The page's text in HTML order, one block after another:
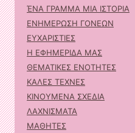
ΈΝΑ ΓΡΑΜΜΑ ΜΙΑ ΙΣΤΟΡΙΑ
ΕΝΗΜΕΡΩΣΗ ΓΟΝΕΩΝ
ΕΥΧΑΡΙΣΤΙΕΣ
Η ΕΦΗΜΕΡΙΔΑ ΜΑΣ
ΘΕΜΑΤΙΚΕΣ ΕΝΟΤΗΤΕΣ
ΚΑΛΕΣ ΤΕΧΝΕΣ
ΚΙΝΟΥΜΕΝΑ ΣΧΕΔΙΑ
ΛΑΧΝΙΣΜΑΤΑ
ΜΑΘΗΤΕΣ